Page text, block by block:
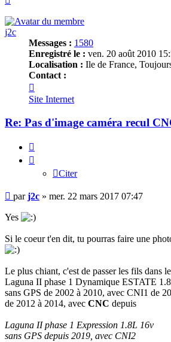
j2c
Messages : 1580
Enregistré le : ven. 20 août 2010
Localisation : Ile de France,
Contact :
j2c
Site Internet
Re: Pas d'image caméra recul
Citer
Message
parj2c » mer. 22 mars 2017 07:47
Yes
Si le coeur t'en dit, tu pourras faire une
Le plus chiant, c'est de passer les fils dans
Laguna II phase 1 Dynamique ESTATE
sans GPS de 2002 à 2010, avec CNI1 de
de 2012 à 2014, avec CNC depuis
Laguna II phase 1 Expression 1.8L 16v
sans GPS depuis 2019, avec CNI2